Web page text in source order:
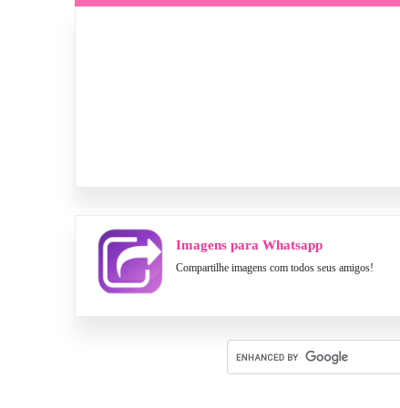
Imagens para Whatsapp
Compartilhe imagens com todos seus amigos!